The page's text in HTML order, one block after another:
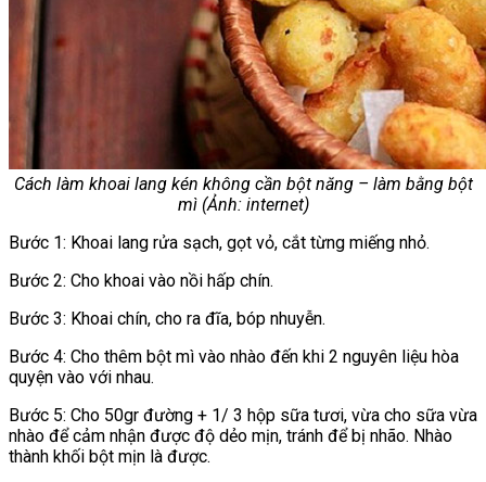
Cách làm khoai lang kén không cần bột năng – làm bằng bột
mì (Ảnh: internet)
Bước 1: Khoai lang rửa sạch, gọt vỏ, cắt từng miếng nhỏ.
Bước 2: Cho khoai vào nồi hấp chín.
Bước 3: Khoai chín, cho ra đĩa, bóp nhuyễn.
Bước 4: Cho thêm bột mì vào nhào đến khi 2 nguyên liệu hòa
quyện vào với nhau.
Bước 5: Cho 50gr đường + 1/ 3 hộp sữa tươi, vừa cho sữa vừa
nhào để cảm nhận được độ dẻo mịn, tránh để bị nhão. Nhào
thành khối bột mịn là được.